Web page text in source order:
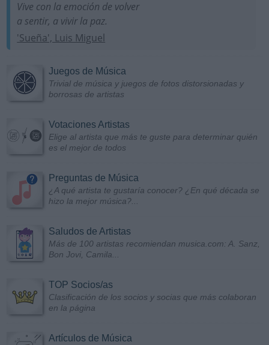
Vive con la emoción de volver
a sentir, a vivir la paz.
'Sueña', Luis Miguel
Juegos de Música
Trivial de música y juegos de fotos distorsionadas y
borrosas de artistas
Votaciones Artistas
Elige al artista que más te guste para determinar quién
es el mejor de todos
Preguntas de Música
¿A qué artista te gustaría conocer? ¿En qué década se
hizo la mejor música?...
Saludos de Artistas
Más de 100 artistas recomiendan musica.com: A. Sanz,
Bon Jovi, Camila...
TOP Socios/as
Clasificación de los socios y socias que más colaboran
en la página
Artículos de Música